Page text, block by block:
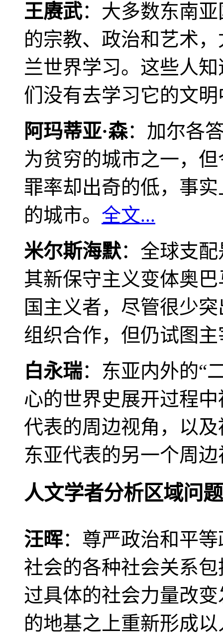
王赓武：大多数东南
的宗教、政治和艺术
兰世界学习。这些人
们没有去学习它的文
阿玛蒂亚·森：加尔各
为贫穷的城市之一，
罪率却出奇的低，事
的城市。 全文...
米尔斯海默：全球支
其新保守主义变体奥
国主义者，尽管很少
组织合作，但仍试图
白永瑞：东亚内外的“
心的世界史展开过程
代表的周边视角，以
东亚代表的另一个周
人文学者分析区域问题
汪晖：尊严政治和平
社会的各种社会关系
过具体的社会力量改
的地基之上重新形成